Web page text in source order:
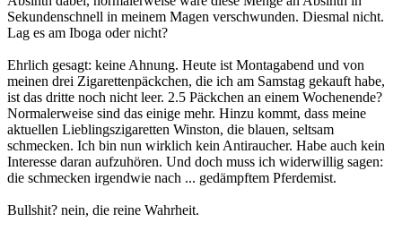
Sekundenschnell in meinem Magen verschwunden. Diesmal nicht.
Lag es am Iboga oder nicht?
Ehrlich gesagt: keine Ahnung. Heute ist Montagabend und von
meinen drei Zigarettenpäckchen, die ich am Samstag gekauft habe,
ist das dritte noch nicht leer. 2.5 Päckchen an einem Wochenende?
Normalerweise sind das einige mehr. Hinzu kommt, dass meine
aktuellen Lieblingszigaretten Winston, die blauen, seltsam
schmecken. Ich bin nun wirklich kein Antiraucher. Habe auch kein
Interesse daran aufzuhören. Und doch muss ich widerwillig sagen:
die schmecken irgendwie nach ... gedämpftem Pferdemist.
Bullshit? nein, die reine Wahrheit.